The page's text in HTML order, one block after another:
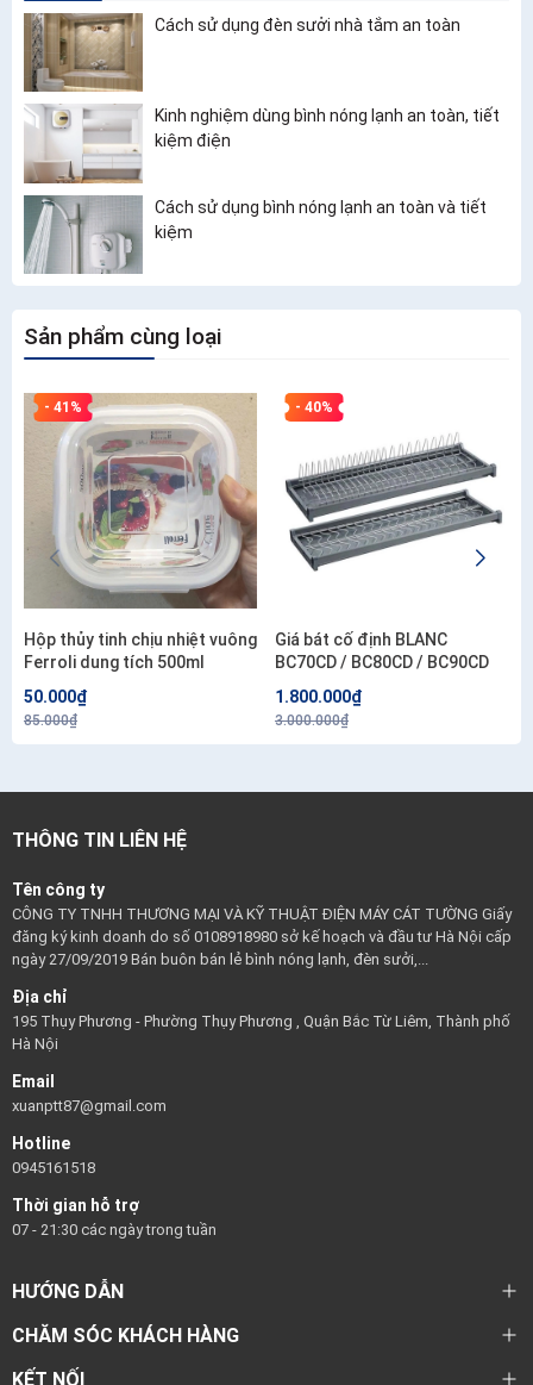
Cách sử dụng đèn sưởi nhà tắm an toàn
Kinh nghiệm dùng bình nóng lạnh an toàn, tiết
kiệm điện
Cách sử dụng bình nóng lạnh an toàn và tiết
kiệm
Sản phẩm cùng loại
- 41%
Hộp thủy tinh chịu nhiệt vuông
Ferroli dung tích 500ml
50.000₫
85.000₫
- 40%
Giá bát cố định BLANC
BC70CD / BC80CD / BC90CD
1.800.000₫
3.000.000₫
THÔNG TIN LIÊN HỆ
Tên công ty
CÔNG TY TNHH THƯƠNG MẠI VÀ KỸ THUẬT ĐIỆN MÁY CÁT TƯỜNG Giấy
đăng ký kinh doanh do số 0108918980 sở kế hoạch và đầu tư Hà Nội cấp
ngày 27/09/2019 Bán buôn bán lẻ bình nóng lạnh, đèn sưởi,...
Địa chỉ
195 Thụy Phương - Phường Thụy Phương , Quận Bắc Từ Liêm, Thành phố
Hà Nội
Email
xuanptt87@gmail.com
Hotline
0945161518
Thời gian hỗ trợ
07 - 21:30 các ngày trong tuần
HƯỚNG DẪN
CHĂM SÓC KHÁCH HÀNG
KẾT NỐI